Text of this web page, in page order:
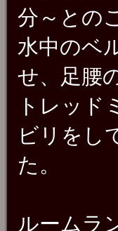
分～との
水中のベ
せ、足腰
トレッド
ビリをし
た。
ルームラ